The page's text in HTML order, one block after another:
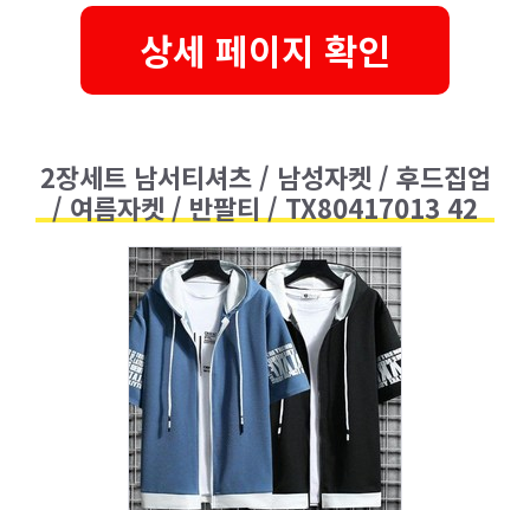
상세 페이지 확인
2장세트 남서티셔츠 / 남성자켓 / 후드집업
/ 여름자켓 / 반팔티 / TX80417013 42